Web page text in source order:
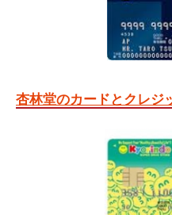
杏林堂のカードとクレジ